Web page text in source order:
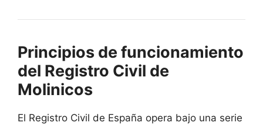
Principios de funcionamiento
del Registro Civil de
Molinicos
El Registro Civil de España opera bajo una serie